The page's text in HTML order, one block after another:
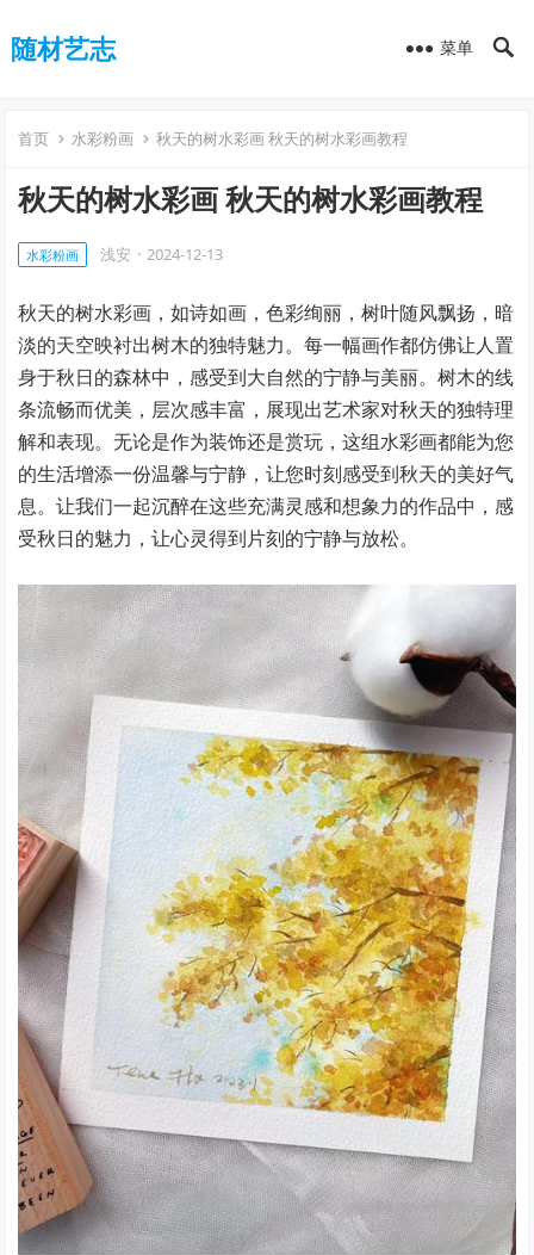
随材艺志 菜单
首页 水彩粉画 秋天的树水彩画 秋天的树水彩画教程
秋天的树水彩画 秋天的树水彩画教程
水彩粉画 浅安 · 2024-12-13
秋天的树水彩画，如诗如画，色彩绚丽，树叶随风飘扬，暗
淡的天空映衬出树木的独特魅力。每一幅画作都仿佛让人置
身于秋日的森林中，感受到大自然的宁静与美丽。树木的线
条流畅而优美，层次感丰富，展现出艺术家对秋天的独特理
解和表现。无论是作为装饰还是赏玩，这组水彩画都能为您
的生活增添一份温馨与宁静，让您时刻感受到秋天的美好气
息。让我们一起沉醉在这些充满灵感和想象力的作品中，感
受秋日的魅力，让心灵得到片刻的宁静与放松。